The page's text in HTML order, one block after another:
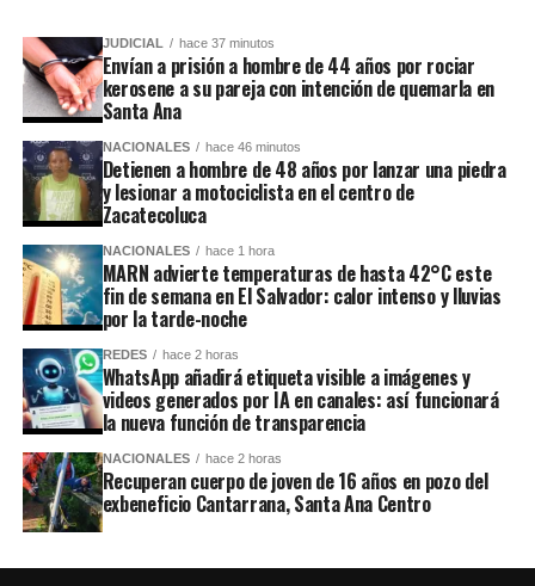
JUDICIAL hace 37 minutos
Envían a prisión a hombre de 44 años por rociar
kerosene a su pareja con intención de quemarla en
Santa Ana
NACIONALES hace 46 minutos
Detienen a hombre de 48 años por lanzar una piedra
y lesionar a motociclista en el centro de
Zacatecoluca
NACIONALES hace 1 hora
MARN advierte temperaturas de hasta 42°C este
fin de semana en El Salvador: calor intenso y lluvias
por la tarde-noche
REDES hace 2 horas
WhatsApp añadirá etiqueta visible a imágenes y
videos generados por IA en canales: así funcionará
la nueva función de transparencia
NACIONALES hace 2 horas
Recuperan cuerpo de joven de 16 años en pozo del
exbeneficio Cantarrana, Santa Ana Centro